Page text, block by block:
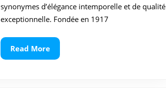
synonymes d’élégance intemporelle et de qualité
exceptionnelle. Fondée en 1917
Read MoreRead
More